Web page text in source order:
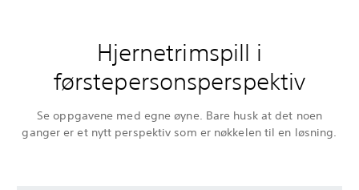
Hjernetrimspill i
førstepersonsperspektiv
Se oppgavene med egne øyne. Bare husk at det noen
ganger er et nytt perspektiv som er nøkkelen til en løsning.